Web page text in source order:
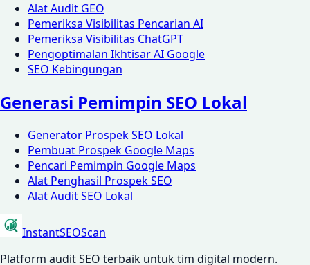
Alat Audit GEO
Pemeriksa Visibilitas Pencarian AI
Pemeriksa Visibilitas ChatGPT
Pengoptimalan Ikhtisar AI Google
SEO Kebingungan
Generasi Pemimpin SEO Lokal
Generator Prospek SEO Lokal
Pembuat Prospek Google Maps
Pencari Pemimpin Google Maps
Alat Penghasil Prospek SEO
Alat Audit SEO Lokal
InstantSEOScan
Platform audit SEO terbaik untuk tim digital modern.